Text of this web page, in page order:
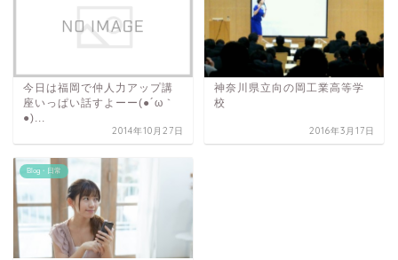
今日は福岡で仲人力アップ講
座いっぱい話すよーー(●´ω｀
●)...
2014年10月27日
神奈川県立向の岡工業高等学
校
2016年3月17日
Blog・日常